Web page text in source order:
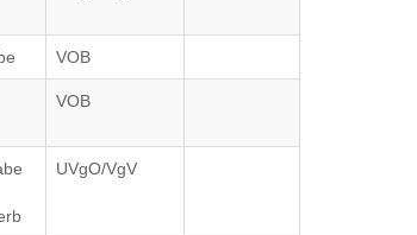
VOB
VOB
UVgO/VgV